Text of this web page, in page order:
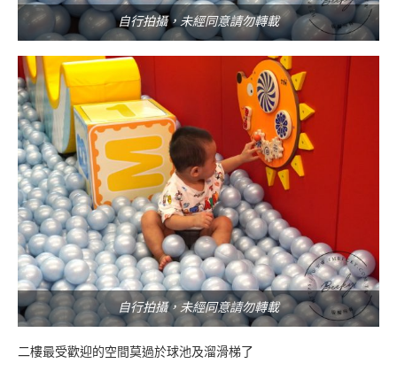
自行拍攝，未經同意請勿轉載
自行拍攝，未經同意請勿轉載
二樓最受歡迎的空間莫過於球池及溜滑梯了